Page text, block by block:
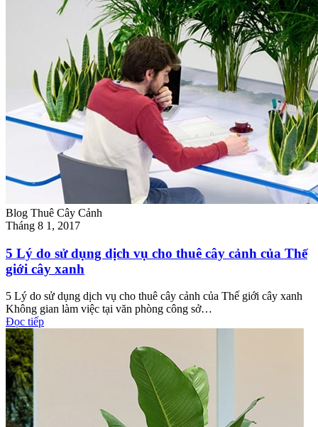
Blog Thuê Cây Cảnh
Tháng 8 1, 2017
5 Lý do sử dụng dịch vụ cho thuê cây cảnh của Thế
giới cây xanh
5 Lý do sử dụng dịch vụ cho thuê cây cảnh của Thế giới cây xanh
Không gian làm việc tại văn phòng công sở…
Đọc tiếp